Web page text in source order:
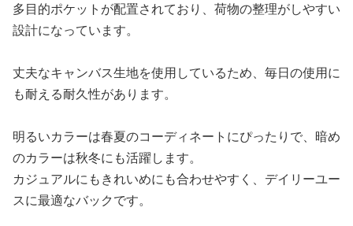
多目的ポケットが配置されており、荷物の整理がしやすい
設計になっています。
丈夫なキャンバス生地を使用しているため、毎日の使用に
も耐える耐久性があります。
明るいカラーは春夏のコーディネートにぴったりで、暗め
のカラーは秋冬にも活躍します。
カジュアルにもきれいめにも合わせやすく、デイリーユー
スに最適なバックです。